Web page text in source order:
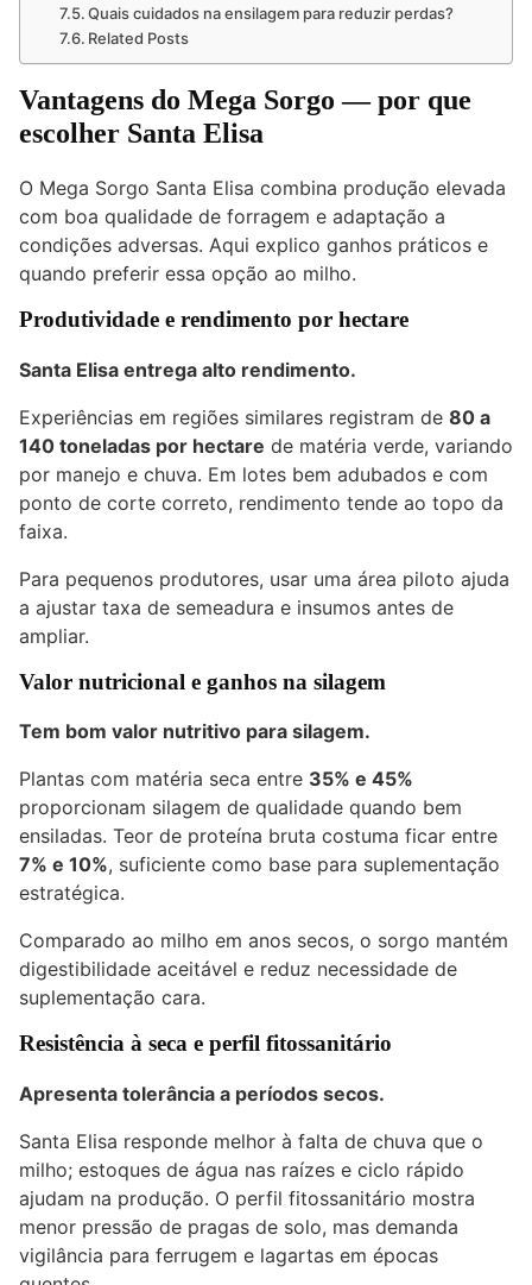
Quais cuidados na ensilagem para reduzir perdas?
Related Posts
Vantagens do Mega Sorgo — por que
escolher Santa Elisa
O Mega Sorgo Santa Elisa combina produção elevada
com boa qualidade de forragem e adaptação a
condições adversas. Aqui explico ganhos práticos e
quando preferir essa opção ao milho.
Produtividade e rendimento por hectare
Santa Elisa entrega alto rendimento.
Experiências em regiões similares registram de 80 a
140 toneladas por hectare de matéria verde, variando
por manejo e chuva. Em lotes bem adubados e com
ponto de corte correto, rendimento tende ao topo da
faixa.
Para pequenos produtores, usar uma área piloto ajuda
a ajustar taxa de semeadura e insumos antes de
ampliar.
Valor nutricional e ganhos na silagem
Tem bom valor nutritivo para silagem.
Plantas com matéria seca entre 35% e 45%
proporcionam silagem de qualidade quando bem
ensiladas. Teor de proteína bruta costuma ficar entre
7% e 10%, suficiente como base para suplementação
estratégica.
Comparado ao milho em anos secos, o sorgo mantém
digestibilidade aceitável e reduz necessidade de
suplementação cara.
Resistência à seca e perfil fitossanitário
Apresenta tolerância a períodos secos.
Santa Elisa responde melhor à falta de chuva que o
milho; estoques de água nas raízes e ciclo rápido
ajudam na produção. O perfil fitossanitário mostra
menor pressão de pragas de solo, mas demanda
vigilância para ferrugem e lagartas em épocas